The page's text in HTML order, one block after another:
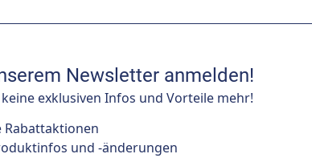
Newsletter anmelden!
keine exklusiven Infos und Vorteile mehr!
Rabattaktionen
und -änderungen